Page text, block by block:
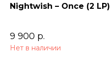
Nightwish – Once (2 LP)
9 900 р.
Нет в наличии